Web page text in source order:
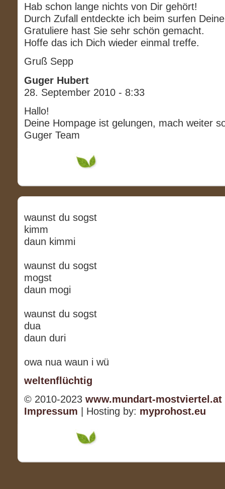
Hab schon lange nichts von Dir gehört!
Durch Zufall entdeckte ich beim surfen
Gratuliere hast Sie sehr schön gemacht.
Hoffe das ich Dich wieder einmal treffe.
Gruß Sepp
Guger Hubert
28. September 2010 - 8:33
Hallo!
Deine Hompage ist gelungen, mach weiter
Guger Team
waunst du sogst
kimm
daun kimmi
waunst du sogst
mogst
daun mogi
waunst du sogst
dua
daun duri
owa nua waun i wü
weltenflüchtig
© 2010-2023 www.mundart-mostviertel.at
Impressum | Hosting by: myprohost.eu